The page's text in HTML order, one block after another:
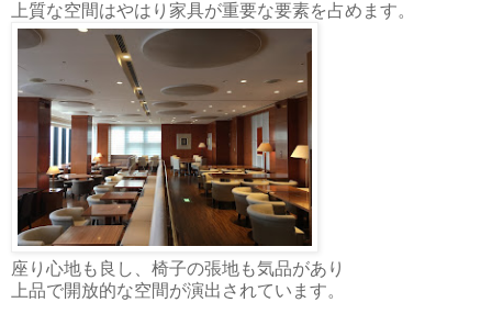
上質な空間はやはり家具が重要な要素を占めます。
座り心地も良し、椅子の張地も気品があり
上品で開放的な空間が演出されています。